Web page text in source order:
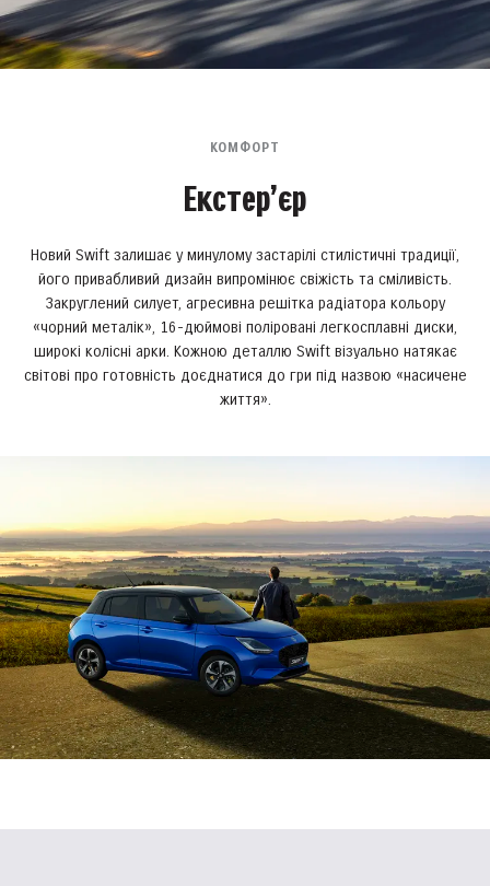
КОМФОРТ
Екстер’єр
Новий Swift залишає у минулому застарілі стилістичні традиції,
його привабливий дизайн випромінює свіжість та сміливість.
Закруглений силует, агресивна решітка радіатора кольору
«чорний металік», 16-дюймові поліровані легкосплавні диски,
широкі колісні арки. Кожною деталлю Swift візуально натякає
світові про готовність доєднатися до гри під назвою «насичене
життя».